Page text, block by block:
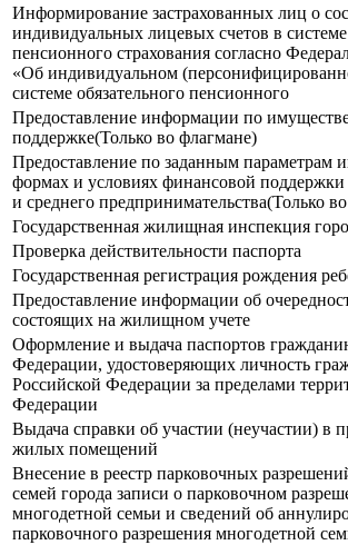
Информирование застрахованных лиц о
индивидуальных лицевых счетов в системе
пенсионного страхования согласно
«Об индивидуальном
системе обязательного пенсионного
Предоставление информации по
поддержке(Только во флагмане)
Предоставление по заданным параметрам
формах и условиях финансовой поддержки
и среднего предпринимательства(Только
Государственная жилищная инспекция
Проверка действительности паспорта
Государственная регистрация рождения
Предоставление информации об
состоящих на жилищном учете
Оформление и выдача паспортов
Федерации, удостоверяющих личность
Российской Федерации за пределами
Федерации
Выдача справки об участии (неучастии) в
жилых помещений
Внесение в реестр парковочных
семей города записи о парковочном
многодетной семьи и сведений об
парковочного разрешения многодетной